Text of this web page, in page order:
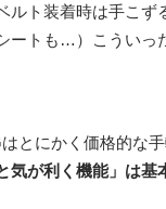
ルト装着時は手こず
ートも…）こういっ
とにかく価格的な
気が利く機能」は基